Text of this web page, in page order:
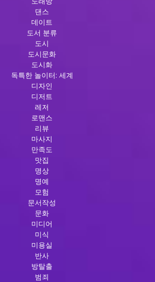
댄스
데이트
도서 분류
도시
도시문화
도시화
독특한 놀이터: 세계
디자인
디저트
레저
로맨스
리뷰
마사지
만족도
맛집
명상
명예
모험
문서작성
문화
미디어
미식
미용실
반사
방탈출
범죄